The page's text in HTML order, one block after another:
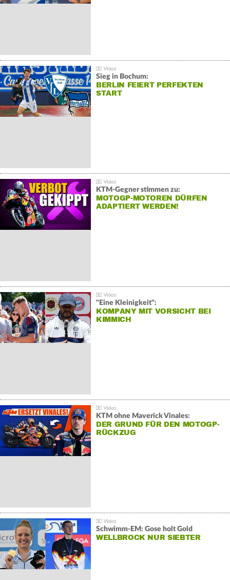
Sieg in Bochum:
BERLIN FEIERT PERFEKTEN
START
KTM-Gegner stimmen zu:
MOTOGP-MOTOREN DÜRFEN
ADAPTIERT WERDEN!
"Eine Kleinigkeit":
KOMPANY MIT VORSICHT BEI
KIMMICH
KTM ohne Maverick Vinales:
DER GRUND FÜR DEN MOTOGP-
RÜCKZUG
Schwimm-EM: Gose holt Gold
WELLBROCK NUR SIEBTER